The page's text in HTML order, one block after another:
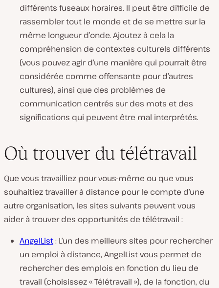
différents fuseaux horaires. Il peut être difficile de
rassembler tout le monde et de se mettre sur la
même longueur d’onde. Ajoutez à cela la
compréhension de contextes culturels différents
(vous pouvez agir d’une manière qui pourrait être
considérée comme offensante pour d’autres
cultures), ainsi que des problèmes de
communication centrés sur des mots et des
significations qui peuvent être mal interprétés.
Où trouver du télétravail
Que vous travailliez pour vous-même ou que vous
souhaitiez travailler à distance pour le compte d’une
autre organisation, les sites suivants peuvent vous
aider à trouver des opportunités de télétravail :
AngelList: L’un des meilleurs sites pour rechercher
un emploi à distance, AngelList vous permet de
rechercher des emplois en fonction du lieu de
travail (choisissez « Télétravail »), de la fonction, du